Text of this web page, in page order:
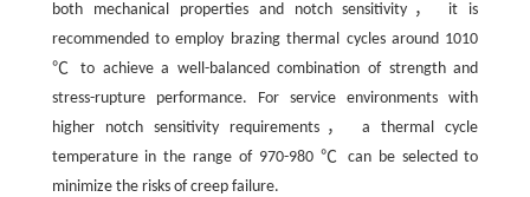
both mechanical properties and notch sensitivity， it is
recommended to employ brazing thermal cycles around 1010
℃ to achieve a well-balanced combination of strength and
stress-rupture performance. For service environments with
higher notch sensitivity requirements， a thermal cycle
temperature in the range of 970-980 ℃ can be selected to
minimize the risks of creep failure.